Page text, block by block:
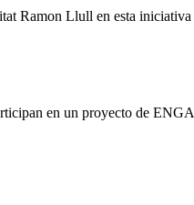
Ramon Llull en esta
en un proyecto de